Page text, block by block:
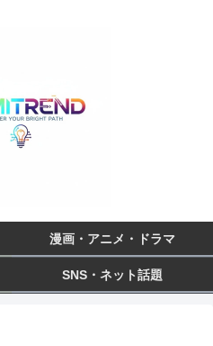
漫画・アニメ・ドラマ
SNS・ネット話題